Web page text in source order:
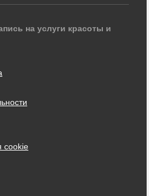
на услуги красоты и
cookie